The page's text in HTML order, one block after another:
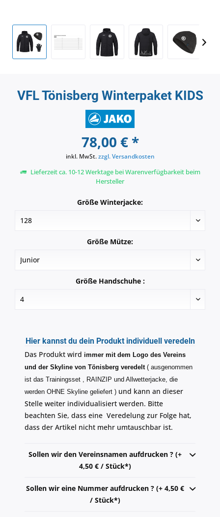
VFL Tönisberg Winterpaket KIDS
78,00 € *
inkl. MwSt.zzgl. Versandkosten
Lieferzeit ca. 10-12 Werktage bei Warenverfügbarkeit beim
Hersteller
Größe Winterjacke:
Größe Mütze:
Größe Handschuhe :
Hier kannst du dein Produkt individuell veredeln
Das Produkt wird immer mit dem Logo des Vereins
und der Skyline von Tönisberg veredelt( ausgenommen
ist das Trainingsset , RAINZIP und Allwetterjacke, die
werden OHNE Skyline geliefert ) und kann an dieser
Stelle weiter individualisiert werden. Bitte
beachten Sie, dass eine Veredelung zur Folge hat,
dass der Artikel nicht mehr umtauschbar ist.
Sollen wir den Vereinsnamen aufdrucken ? (+
4,50 € / Stück*)
Sollen wir eine Nummer aufdrucken ? (+ 4,50 €
/ Stück*)